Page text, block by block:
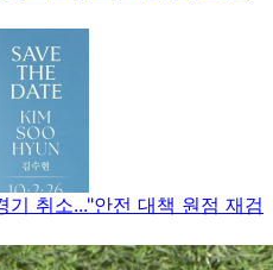
기 취소..."안전 대책 원점 재검